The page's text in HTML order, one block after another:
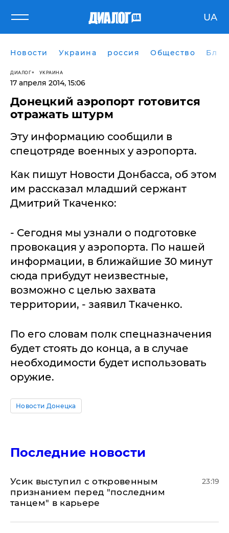
UA
Новости Украина россия Общество
ДИАЛОГ УКРАИНА
17 апреля 2014, 15:06
Донецкий аэропорт готовится
отражать штурм
Эту информацию сообщили в
спецотряде военных у аэропорта.
Как пишут Новости Донбасса, об этом
им рассказал младший сержант
Дмитрий Ткаченко:
- Сегодня мы узнали о подготовке
провокация у аэропорта. По нашей
информации, в ближайшие 30 минут
сюда прибудут неизвестные,
возможно с целью захвата
территории, - заявил Ткаченко.
По его словам полк спецназначения
будет стоять до конца, а в случае
необходимости будет использовать
оружие.
Новости Донецка
Последние новости
Усик выступил с откровенным
признанием перед "последним
танцем" в карьере
23:19